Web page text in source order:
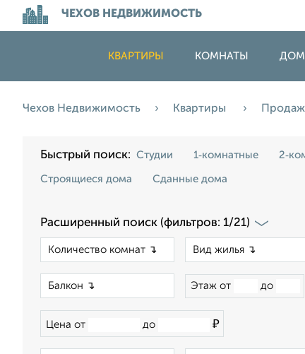
ЧЕХОВ НЕДВИЖИМОСТЬ
КВАРТИРЫ КОМНАТЫ
Чехов Недвижимость Квартиры
Быстрый поиск: Студии 1‑комнатные
Строящиеся дома Сданные дома
Расширенный поиск (фильтров: 1/21)
Этаж от до
Цена от до ₽